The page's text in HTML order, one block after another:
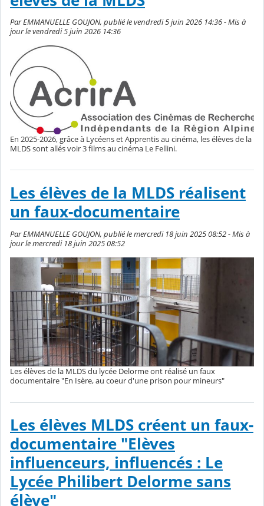
Par EMMANUELLE GOUJON, publié le vendredi 5 juin 2026 14:36 - Mis à
jour le vendredi 5 juin 2026 14:36
En 2025-2026, grâce à Lycéens et Apprentis au cinéma, les élèves de la
MLDS sont allés voir 3 films au cinéma Le Fellini.
Les élèves de la MLDS réalisent
un faux-documentaire
Par EMMANUELLE GOUJON, publié le mercredi 18 juin 2025 08:52 - Mis à
jour le mercredi 18 juin 2025 08:52
Les élèves de la MLDS du lycée Delorme ont réalisé un faux
documentaire "En Isère, au coeur d'une prison pour mineurs"
Les élèves MLDS créent un faux-
documentaire "Elèves
influenceurs, influencés : Le
Lycée Philibert Delorme sans
élève"